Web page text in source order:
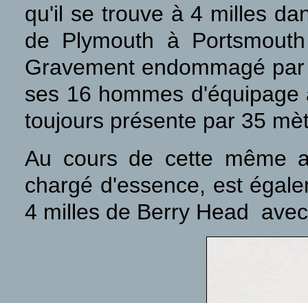
qu'il se trouve à 4 milles
de Plymouth à
Gravement endommagé
ses 16 hommes
toujours présente par 35
Au cours de cette même
chargé d'essence, est
4 milles de Berry Head